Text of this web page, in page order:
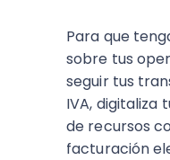
Para que
sobre tus
seguir tus
IVA, digitaliza
de recursos
facturación